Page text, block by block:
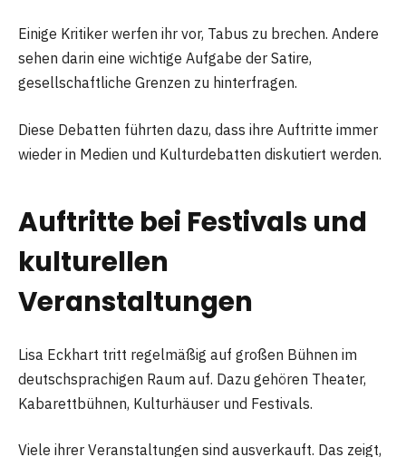
Einige Kritiker werfen ihr vor, Tabus zu brechen. Andere
sehen darin eine wichtige Aufgabe der Satire,
gesellschaftliche Grenzen zu hinterfragen.
Diese Debatten führten dazu, dass ihre Auftritte immer
wieder in Medien und Kulturdebatten diskutiert werden.
Auftritte bei Festivals und
kulturellen
Veranstaltungen
Lisa Eckhart tritt regelmäßig auf großen Bühnen im
deutschsprachigen Raum auf. Dazu gehören Theater,
Kabarettbühnen, Kulturhäuser und Festivals.
Viele ihrer Veranstaltungen sind ausverkauft. Das zeigt,